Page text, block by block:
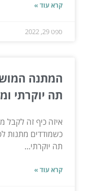
קרא עוד »
ספט 29, 2022
המתנה
תה יוקרתי
איזה כיף זה
כשמודדים מתנות
תה יוקרתי...
קרא עוד »